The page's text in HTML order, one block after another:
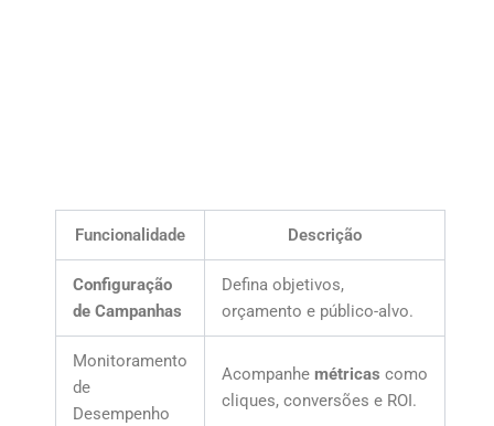
Funcionalidade Descrição
Configuração
de Campanhas
Defina objetivos,
orçamento e público-alvo.
Monitoramento
de
Desempenho
Acompanhe métricas como
cliques, conversões e ROI.